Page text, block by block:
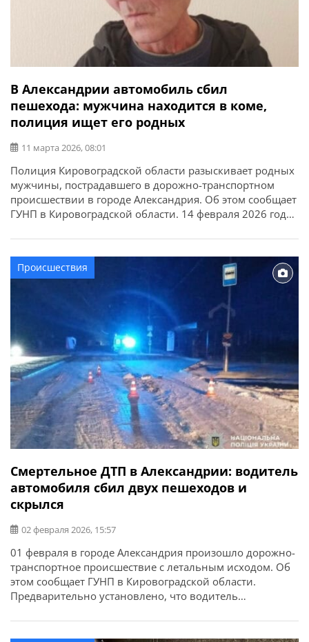
В Александрии автомобиль сбил
пешехода: мужчина находится в коме,
полиция ищет его родных
11 марта 2026, 08:01
Полиция Кировоградской области разыскивает родных
мужчины, пострадавшего в дорожно-транспортном
происшествии в городе Александрия. Об этом сообщает
ГУНП в Кировоградской области. 14 февраля 2026 года
Кировоградское шоссе водитель автомобиля SUZUKI SX-
4 допустил наезд на пешехода — Семенист Валерия
Ивановича, 1965 года рождения, который двигался в
попутном направлении. В […]
Происшествия
Смертельное ДТП в Александрии: водитель
автомобиля сбил двух пешеходов и
скрылся
02 февраля 2026, 15:57
01 февраля в городе Александрия произошло дорожно-
транспортное происшествие с летальным исходом. Об
этом сообщает ГУНП в Кировоградской области.
Предварительно установлено, что водитель
Соборному, в темное время суток на неосвещенном
участке дороги допустил наезд на двух пешеходов,